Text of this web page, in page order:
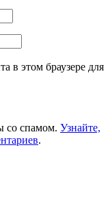
в этом браузере для
со спамом. Узнайте,
.